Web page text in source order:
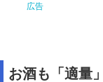
お酒も「適量